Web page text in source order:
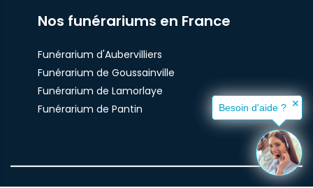
Nos funérariums en France
Funérarium d'Aubervilliers
Funérarium de Goussainville
Funérarium de Lamorlaye
Funérarium de Pantin
Besoin d'aide ? ✕